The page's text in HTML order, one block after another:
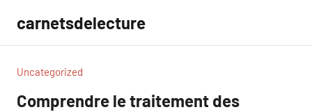
contenu
carnetsdelecture
Uncategorized
Comprendre le traitement des